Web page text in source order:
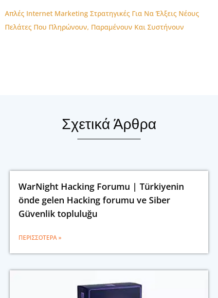
Απλές Internet Marketing Στρατηγικές Για Να Έλξεις Νέους
Πελάτες Που Πληρώνουν, Παραμένουν Και Συστήνουν
Σχετικά Άρθρα
WarNight Hacking Forumu | Türkiyenin
önde gelen Hacking forumu ve Siber
Güvenlik topluluğu
ΠΕΡΙΣΣΌΤΕΡΑ »